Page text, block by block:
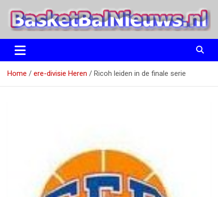
naar
BasketBalNieuws.nl
Etten
Home ere-divisie Heren Ricoh leiden in de finale serie